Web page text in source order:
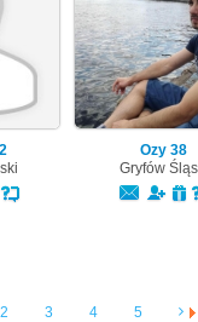
Ozy 38
Gryfów
2 3 4 5